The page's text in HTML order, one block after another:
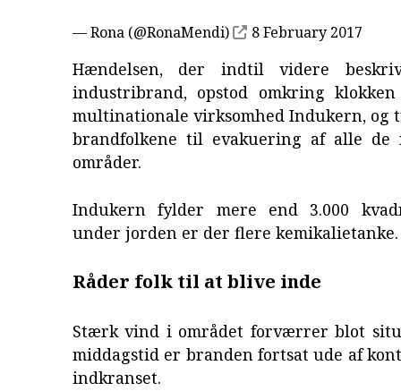
— Rona (@RonaMendi) 8 February 2017
Hændelsen, der indtil videre
industribrand, opstod omkring
multinationale virksomhed Indukern, og
brandfolkene til evakuering af alle ​​de
områder.
Indukern fylder mere end 3.000
under jorden er der flere kemikalietanke.
Råder folk til at blive inde
Stærk vind i området forværrer blot
middagstid er branden fortsat ude af
indkranset.